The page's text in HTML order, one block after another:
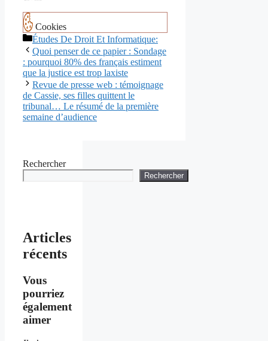
Cookies
Catégories
Études De Droit Et Informatique:
Navigation
des
articles
Quoi penser de ce papier : Sondage
: pourquoi 80% des français estiment
que la justice est trop laxiste
Revue de presse web : témoignage
de Cassie, ses filles quittent le
tribunal… Le résumé de la première
semaine d’audience
Rechercher
Rechercher
Articles
récents
Vous
pourriez
également
aimer